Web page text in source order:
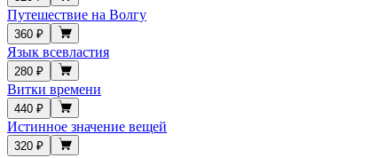
Путешествие на Волгу
360 ₽
Язык всевластия
280 ₽
Витки времени
440 ₽
Истинное значение вещей
320 ₽